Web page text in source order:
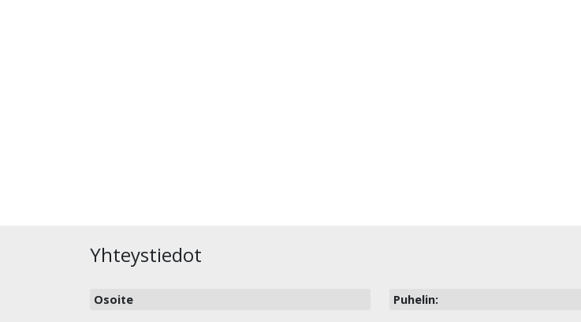
Yhteystiedot
Osoite Puhelin: